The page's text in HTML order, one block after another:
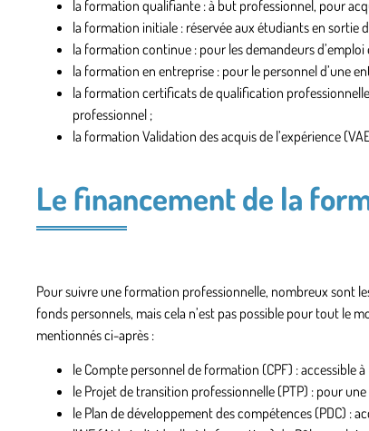
la formation qualifiante : à but professionnel, pour
la formation initiale : réservée aux étudiants en sortie
la formation continue : pour les demandeurs
la formation en entreprise : pour le personnel d’une
la formation certificats de qualification professionnelle
professionnel ;
la formation Validation des acquis de l’expérience
Le financement de la
Pour suivre une formation professionnelle, nombreux sont
fonds personnels, mais cela n’est pas possible pour tout le
mentionnés ci-après :
le Compte personnel de formation (CPF) : accessible
le Projet de transition professionnelle (PTP) : pour
le Plan de développement des compétences (PDC) :